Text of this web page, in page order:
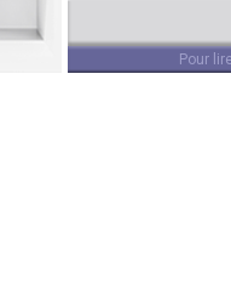
Pour